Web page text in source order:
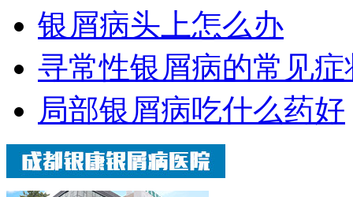
银屑病头上怎么办
寻常性银屑病的常见症
局部银屑病吃什么药好